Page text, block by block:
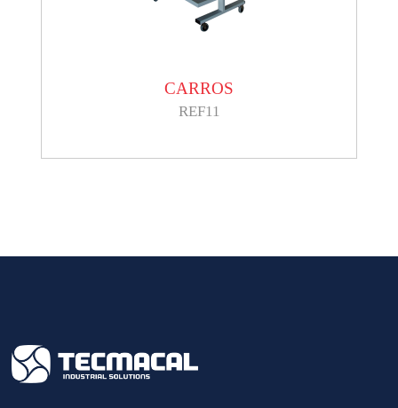
CARROS
REF11